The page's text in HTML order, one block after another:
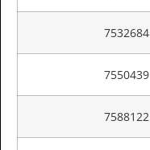
7532684
7550439
7588122